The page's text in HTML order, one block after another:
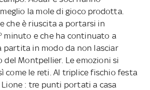
la mole di gioco prodotta.
che è riuscita a portarsi in
minuto e che ha continuato a
partita in modo da non lasciar
del Montpellier. Le emozioni si
come le reti. Al triplice fischio festa
Lione : tre punti portati a casa